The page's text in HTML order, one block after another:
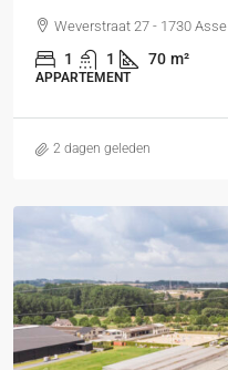
Weverstraat 27 - 1730 Asse
1 1 70 m²
APPARTEMENT
2 dagen geleden